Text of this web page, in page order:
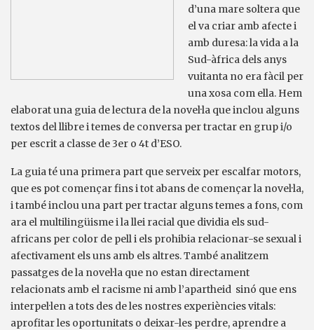
d’una mare soltera que
el va criar amb afecte i
amb duresa: la vida a la
Sud-àfrica dels anys
vuitanta no era fàcil per
una xosa com ella. Hem
elaborat una guia de lectura de la novel·la que inclou alguns
textos del llibre i temes de conversa per tractar en grup i/o
per escrit a classe de 3er o 4t d’ESO.
La guia té una primera part que serveix per escalfar motors,
que es pot començar fins i tot abans de començar la novel·la,
i també inclou una part per tractar alguns temes a fons, com
ara el multilingüisme i la llei racial que dividia els sud-
africans per color de pell i els prohibia relacionar-se sexual i
afectivament els uns amb els altres. També analitzem
passatges de la novel·la que no estan directament
relacionats amb el racisme ni amb l’apartheid sinó que ens
interpel·len a tots des de les nostres experiències vitals:
aprofitar les oportunitats o deixar-les perdre, aprendre a